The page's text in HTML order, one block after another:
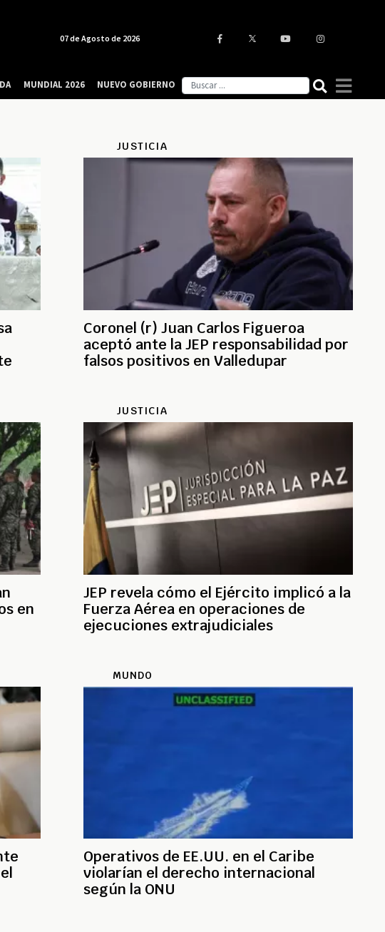
JUSTICIA
Coronel (r) Juan Carlos Figueroa
aceptó ante la JEP responsabilidad por
falsos positivos en Valledupar
en
JUSTICIA
JEP revela cómo el Ejército implicó a la
Fuerza Aérea en operaciones de
ejecuciones extrajudiciales
MUNDO
Operativos de EE.UU. en el Caribe
violarían el derecho internacional
según la ONU
07 de Agosto de 2026
MUNDIAL 2026 NUEVO GOBIERNO